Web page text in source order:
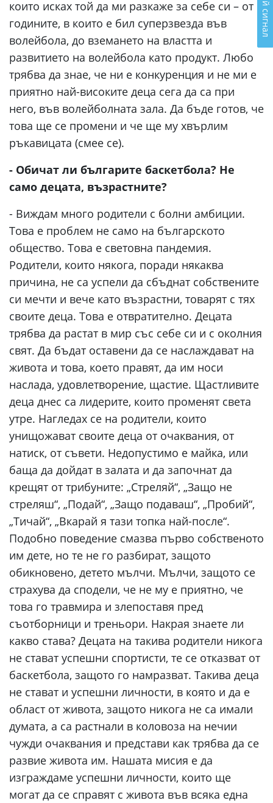
които исках той да ми разкаже за себе си – от
годините, в които е бил суперзвезда във
волейбола, до вземането на властта и
развитието на волейбола като продукт. Любо
трябва да знае, че ни е конкуренция и не ми е
приятно най-високите деца сега да са при
него, във волейболната зала. Да бъде готов, че
това ще се промени и че ще му хвърлим
ръкавицата (смее се).
- Обичат ли българите баскетбола? Не
само децата, възрастните?
- Виждам много родители с болни амбиции.
Това е проблем не само на българското
общество. Това е световна пандемия.
Родители, които някога, поради някаква
причина, не са успели да сбъднат собствените
си мечти и вече като възрастни, товарят с тях
своите деца. Това е отвратително. Децата
трябва да растат в мир със себе си и с околния
свят. Да бъдат оставени да се наслаждават на
живота и това, което правят, да им носи
наслада, удовлетворение, щастие. Щастливите
деца днес са лидерите, които променят света
утре. Нагледах се на родители, които
унищожават своите деца от очаквания, от
натиск, от съвети. Недопустимо е майка, или
баща да дойдат в залата и да започнат да
крещят от трибуните: „Стреляй“, „Защо не
стреляш“, „Подай“, „Защо подаваш“, „Пробий“,
„Тичай“, „Вкарай я тази топка най-после“.
Подобно поведение смазва първо собственото
им дете, но те не го разбират, защото
обикновено, детето мълчи. Мълчи, защото се
страхува да сподели, че не му е приятно, че
това го травмира и злепоставя пред
съотборници и треньори. Накрая знаете ли
какво става? Децата на такива родители никога
не стават успешни спортисти, те се отказват от
баскетбола, защото го намразват. Такива деца
не стават и успешни личности, в която и да е
област от живота, защото никога не са имали
думата, а са растнали в коловоза на нечии
чужди очаквания и представи как трябва да се
развие живота им. Нашата мисия е да
изграждаме успешни личности, които ще
могат да се справят с живота във всяка една